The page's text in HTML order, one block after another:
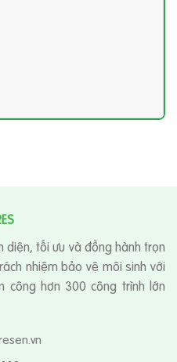
diện, tối ưu và đồng hành trọn
nhiệm bảo vệ môi sinh với
công hơn 300 công trình lớn